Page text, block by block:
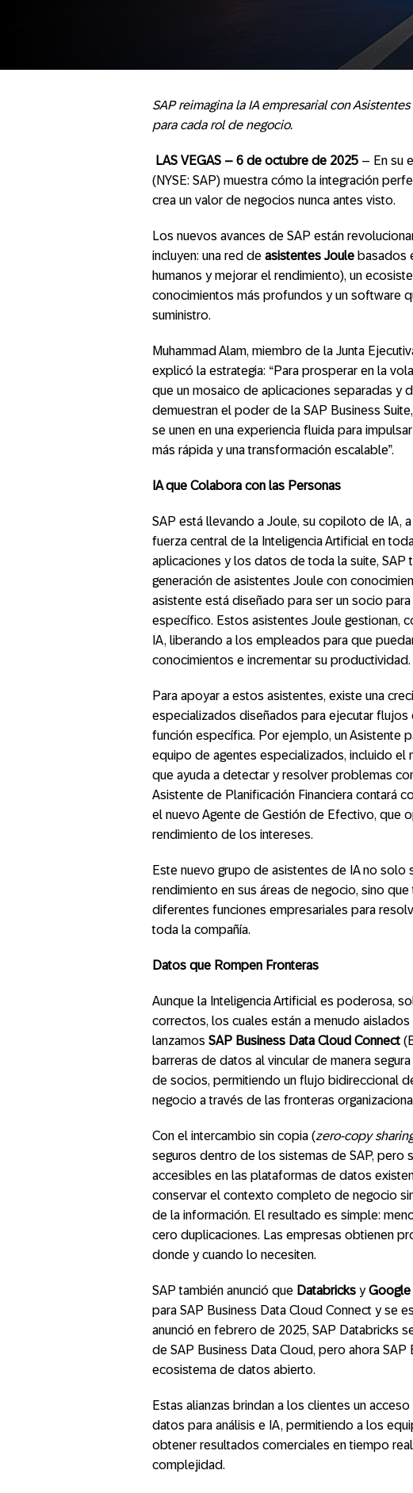
SAP reimagina la IA empresarial con
para cada rol de negocio.
LAS VEGAS – 6 de octubre de 2025 – En su
(NYSE: SAP) muestra cómo la integración
crea un valor de negocios nunca antes visto.
Los nuevos avances de SAP están
incluyen: una red de asistentes Joule basados
humanos y mejorar el rendimiento), un
conocimientos más profundos y un software
suministro.
Muhammad Alam, miembro de la Junta
explicó la estrategia: “Para prosperar en la
que un mosaico de aplicaciones separadas y
demuestran el poder de la SAP Business
se unen en una experiencia fluida para
más rápida y una transformación escalable”.
IA que Colabora con las Personas
SAP está llevando a Joule, su copiloto de IA,
fuerza central de la Inteligencia Artificial en
aplicaciones y los datos de toda la suite, SAP
generación de asistentes Joule con
asistente está diseñado para ser un socio
específico. Estos asistentes Joule gestionan,
IA, liberando a los empleados para que
conocimientos e incrementar su productividad.
Para apoyar a estos asistentes, existe una
especializados diseñados para ejecutar
función específica. Por ejemplo, un Asistente
equipo de agentes especializados, incluido el
que ayuda a detectar y resolver problemas
Asistente de Planificación Financiera contará
el nuevo Agente de Gestión de Efectivo, que
rendimiento de los intereses.
Este nuevo grupo de asistentes de IA no
rendimiento en sus áreas de negocio, sino
diferentes funciones empresariales para
toda la compañía.
Datos que Rompen Fronteras
Aunque la Inteligencia Artificial es poderosa,
correctos, los cuales están a menudo
lanzamos SAP Business Data Cloud Connect
barreras de datos al vincular de manera
de socios, permitiendo un flujo bidireccional
negocio a través de las fronteras
Con el intercambio sin copia (zero-copy
seguros dentro de los sistemas de SAP, pero
accesibles en las plataformas de datos
conservar el contexto completo de negocio
de la información. El resultado es simple:
cero duplicaciones. Las empresas obtienen
donde y cuando lo necesiten.
SAP también anunció que Databricks yGoogle
para SAP Business Data Cloud Connect y se
anunció en febrero de 2025, SAP Databricks
de SAP Business Data Cloud, pero ahora
ecosistema de datos abierto.
Estas alianzas brindan a los clientes un
datos para análisis e IA, permitiendo a los
obtener resultados comerciales en tiempo
complejidad.